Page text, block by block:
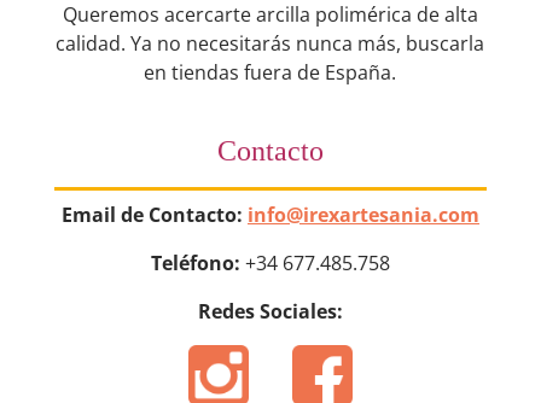
Queremos acercarte arcilla polimérica de alta
calidad. Ya no necesitarás nunca más, buscarla
en tiendas fuera de España.
Contacto
Email de Contacto: info@irexartesania.com
Teléfono: +34 677.485.758
Redes Sociales: